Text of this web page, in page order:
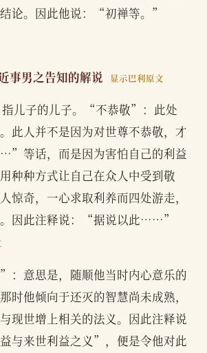
论。因此他说：“初禅等。”
事男之告知的解说 显示巴利原文
儿子的儿子。“不恭敬”：此处
此人并不是因为对世尊不恭敬，才
等话，而是因为害怕自己的利益
种种方式让自己在众人中受到敬
惊奇，一心求取利养而四处游走，
。因此注释说：“据说以此……”
：意思是，随顺他当时内心意乐的
时他倾向于还灭的智慧尚未成熟，
现世增上相关的法义。因此注释说
与来世利益之义”，便是令他对此